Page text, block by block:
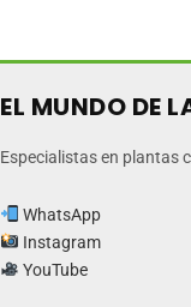
EL MUNDO DE
Especialistas en plantas
WhatsApp
Instagram
YouTube